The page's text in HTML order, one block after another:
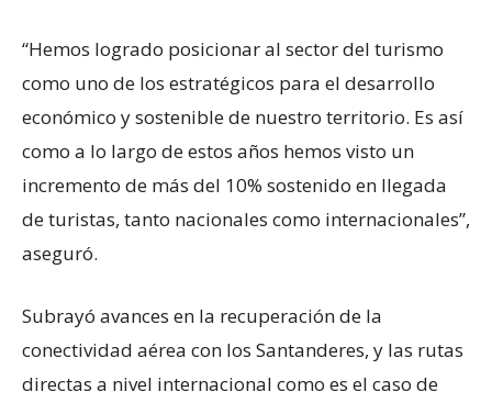
“Hemos logrado posicionar al sector del turismo
como uno de los estratégicos para el desarrollo
económico y sostenible de nuestro territorio. Es así
como a lo largo de estos años hemos visto un
incremento de más del 10% sostenido en llegada
de turistas, tanto nacionales como internacionales”,
aseguró.
Subrayó avances en la recuperación de la
conectividad aérea con los Santanderes, y las rutas
directas a nivel internacional como es el caso de